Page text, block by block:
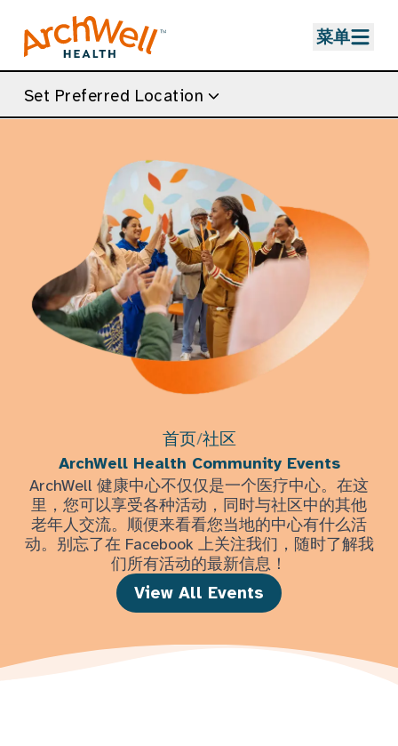
菜单
Set Preferred Location
首页/社区
ArchWell Health Community Events
ArchWell 健康中心不仅仅是一个医疗中心。在这
里，您可以享受各种活动，同时与社区中的其他
老年人交流。顺便来看看您当地的中心有什么活
动。别忘了在 Facebook 上关注我们，随时了解我
们所有活动的最新信息！
View All Events